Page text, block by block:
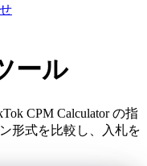
ール
CPM Calculator の指
形式を比較し、入札を